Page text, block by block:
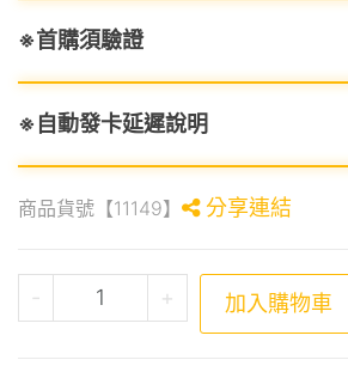
※首購須驗證
※自動發卡延遲說明
商品貨號【11149】 分享連結
- MyCard 450點 數量
+ 加入購物車